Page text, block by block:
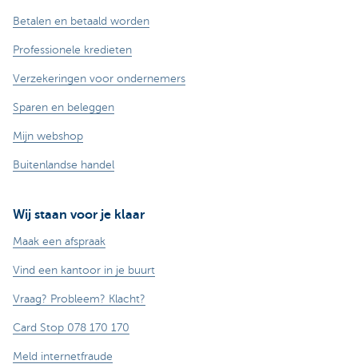
Betalen en betaald worden
Professionele kredieten
Verzekeringen voor ondernemers
Sparen en beleggen
Mijn webshop
Buitenlandse handel
Wij staan voor je klaar
Maak een afspraak
Vind een kantoor in je buurt
Vraag? Probleem? Klacht?
Card Stop 078 170 170
Meld internetfraude